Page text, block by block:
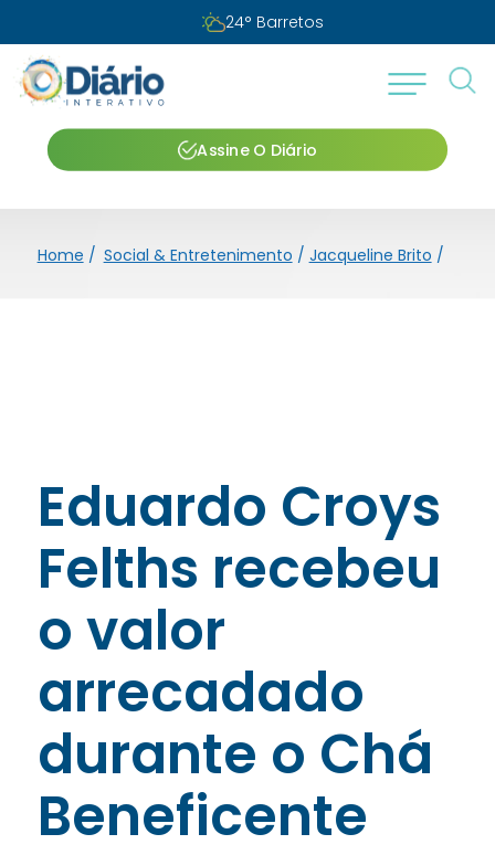
24° Barretos
Assine O Diário
Home / Social & Entretenimento / Jacqueline Brito /
Eduardo Croys
Felths recebeu
o valor
arrecadado
durante o Chá
Beneficente